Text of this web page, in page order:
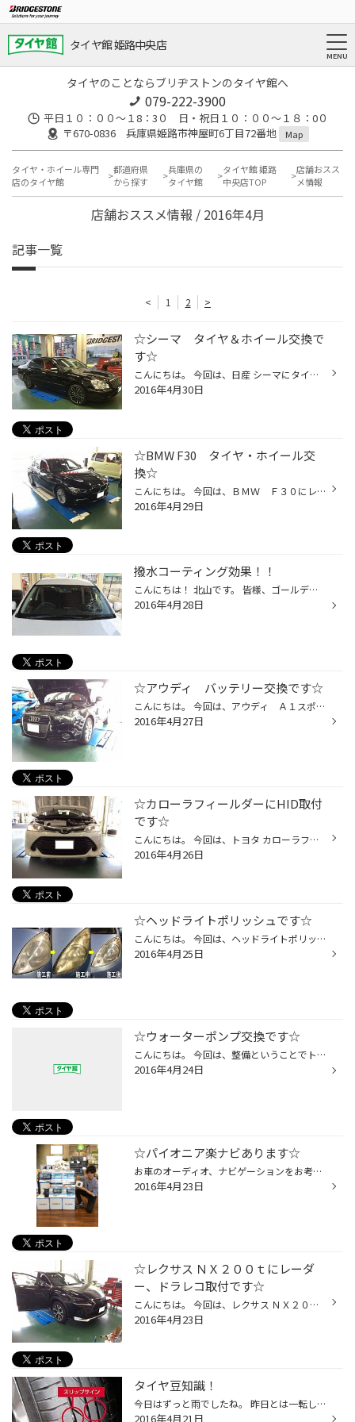
タイヤ館 姫路中央店
タイヤのことならブリヂストンのタイヤ館へ
079-222-3900
平日１０：００～１8：3０ 日・祝日１０：００～１８：0０
〒670-0836 兵庫県姫路市神屋町6丁目72番地
Map
タイヤ・ホイール専門
店のタイヤ館
都道府県
から探す
兵庫県の
タイヤ館
タイヤ館 姫路
中央店TOP
店舗おスス
メ情報
店舗おススメ情報 / 2016年4月
記事一覧
< 1 2 >
☆シーマ タイヤ＆ホイール交換で
す☆
こんにちは。 今回は、日産 シーマにタイヤ＆ホイールの取付けです。 タイヤは、レグノ ＧＲ-ＸＩ ２４５/４０Ｒ１９ ホイールは、レオニス ＶＴ １９×８．０Ｊです。 もちろん、アライメント調整もさせて頂きました。 TPMS空気圧センサーも取付けました。 ホイールのカラーはパールブラック/ミラー...
2016年4月30日
☆BMW F30 タイヤ・ホイール交
換☆
こんにちは。 今回は、ＢＭＷ Ｆ３０にレイズ ホムラ ２×５Ｓ １８×８．０Ｊのホイールと タイヤ：ポテンザ ＲＥ００３ ２２５/４５Ｒ１８です。 今回純正装着１７インチから１８インチにインチアップになります。 もともと車高調がついており、車高もタイヤ・ホイールに合せて調整しました。 も...
2016年4月29日
撥水コーティング効果！！
こんにちは！ 北山です。 皆様、ゴールデンウィークはどこかお出掛けになりますか？ 残念なことに3日、4日と天候が崩れるみたいです。 雨の日にフロントガラスが見えにくくないですか？ ワイパーを動かしてもすっきりした視界にならない。 その原因は「油膜」のせいなんです！！！ そこで、油膜取り...
2016年4月28日
☆アウディ バッテリー交換です☆
こんにちは。 今回は、アウディ Ａ１スポーツバックでバッテリー交換です。 バッテリーは、ボッシュのブラックＡＧＭ ＢＬＡ－８０－Ｌ４になります。 このお車のバッテリーは、スペアタイヤの下にあります。 もちろんバックアップもとって、メモリーがリセットしないようにしています。 バッテリ...
2016年4月27日
☆カローラフィールダーにHID取付
です☆
こんにちは。 今回は、トヨタ カローラフィールダーにＨＩＤキット取付です。 もともと純正はハロゲンバルブがついており、少し暗く感じました。 オーナー様も夜間走行が危険とのことで、取付となりました。 やはり、ハロゲンと比べますと明るさが断然違いますね。 明るくなるのと、色が白くなって...
2016年4月26日
☆ヘッドライトポリッシュです☆
こんにちは。 今回は、ヘッドライトポリッシュのご案内です。 最近お車のヘッドライトがくすんできた、最近暗く感じるお客様！！ 一度ヘッドライトポリッシュをしてみてはいかがですか？ 表面上の汚れを取るだけでも、かなりきれいになりますよ。 ヘッドライトが綺麗と、全体的に綺麗に見えますね☆ ...
2016年4月25日
☆ウォーターポンプ交換です☆
こんにちは。 今回は、整備ということでトヨタ ｂＢのウォーターポンプ交換をしました。 いつも来ていただいているお客様のお車で、以前からエンジンルームから異音がしていたので点検させて頂いたところ、かなりの異音がなっており冷却水がウォーターポンプより漏れていました。 ファンベルトを外...
2016年4月24日
☆パイオニア楽ナビあります☆
お車のオーディオ、ナビゲーションをお考えのお客様！ 当店では、カーＡＶの取扱いもしております。 パイオニア・アルパイン・パナソニック・ケンウッド・クラリオン等取扱いしております。 その他、ＥＴＣ・レーダー・ドライブレコーダーなども取扱いあります。 スピーカーの取扱いもございます。 ...
2016年4月23日
☆レクサス ＮＸ２００ｔにレーダ
ー、ドラレコ取付です☆
こんにちは。 今回は、レクサス ＮＸ２００ｔにレーダーとドライブレコーダーの取付です。 レーダーは以前に取付されていた分を外して、取付になりました。 ドライブレコーダーは、コムテックのＨＤＲ－２５１ＧＨです。 ドライブレコーダーは、画質と日本製ということで選ばれました。 昼間の映像...
2016年4月23日
タイヤ豆知識！
今日はずっと雨でしたね。 昨日とは一転して肌寒い一日でした(*- -) タイヤの溝は非常に重要な排水の役割をもっています！ 溝が浅くなっていると水の上に乗り上げ、スリップしてしまう危険があります。 長い間タイヤ交換してないな～という方は、お出掛け前に一度タイヤのチェックをしてみてくださ...
2016年4月21日